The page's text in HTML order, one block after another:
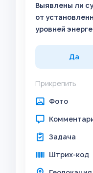
Выявлены ли
от
уровней
Да
Прикрепить
Фото
Задача
Штрих-код